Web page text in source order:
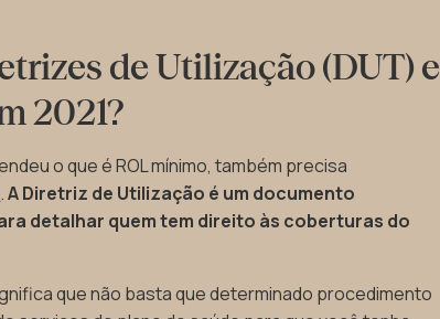
de Utilização (DUT) e
2021?
o que é ROL mínimo, também precisa
.A Diretriz de Utilização é um documento
detalhar quem tem direito às coberturas do
que não basta que determinado procedimento